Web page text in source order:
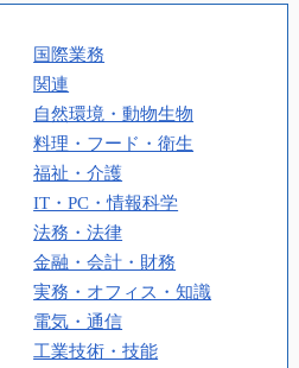
国際業務
関連
自然環境・動物生物
料理・フード・衛生
福祉・介護
IT・PC・情報科学
法務・法律
金融・会計・財務
実務・オフィス・知識
電気・通信
工業技術・技能